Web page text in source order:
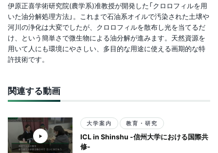
伊原正喜学術研究院(農学系)准教授が開発した「クロロフィルを用
いた油分解処理方法」。これまで石油系オイルで汚染された土壌や
河川の浄化は大変でしたが、クロロフィルを散布し光を当てるだ
け、という簡単さで微生物による油分解が進みます。天然資源を
用いて人にも環境にやさしい、多目的な用途に使える画期的な特
許技術です。
関連する動画
大学案内 教育・研究
ICL in Shinshu -信州大学における国際共
修-